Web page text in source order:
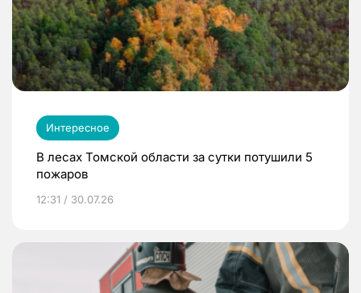
Интересное
В лесах Томской области за сутки потушили 5
пожаров
12:31 / 30.07.26